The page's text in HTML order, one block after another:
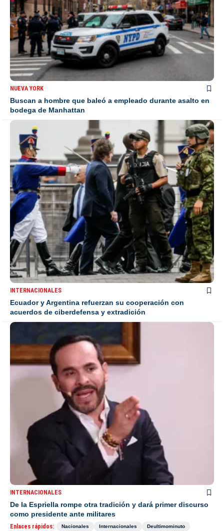
NUEVA YORK
Buscan a hombre que baleó a empleado durante asalto en
bodega de Manhattan
INTERNACIONALES
Ecuador y Argentina refuerzan su cooperación con
acuerdos de ciberdefensa y extradición
INTERNACIONALES
De la Espriella rompe otra tradición y dará primer discurso
como presidente ante militares
Enlaces rápidos: Nacionales Internacionales
Deultimominuto